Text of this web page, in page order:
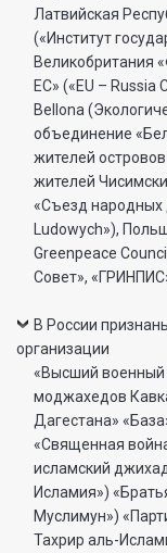
Латвийская
(«Институт
Великобритания
ЕС» («EU – Russia
Bellona
объединение
жителей
жителей
«Съезд народных
Ludowych»),
Greenpeace
Совет»,
В России
организации
«Высший
моджахедов
Дагестана»
«Священная
исламский
Исламия»)
Муслимун»)
Тахрир аль-